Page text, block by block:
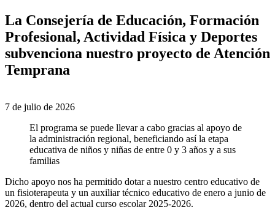
La Consejería de Educación, Formación
Profesional, Actividad Física y Deportes
subvenciona nuestro proyecto de Atención
Temprana
7 de julio de 2026
El programa se puede llevar a cabo gracias al apoyo de
la administración regional, beneficiando así la etapa
educativa de niños y niñas de entre 0 y 3 años y a sus
familias
Dicho apoyo nos ha permitido dotar a nuestro centro educativo de
un fisioterapeuta y un auxiliar técnico educativo de enero a junio de
2026, dentro del actual curso escolar 2025-2026.